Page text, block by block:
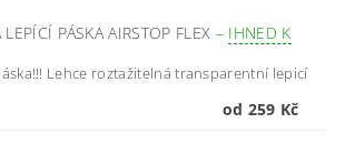
PÁSKA AIRSTOP FLEX – IHNED K
Lehce roztažitelná transparentní lepicí
od 259 Kč